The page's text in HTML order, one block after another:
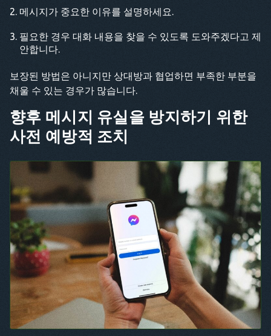
메시지가 중요한 이유를 설명하세요.
필요한 경우 대화 내용을 찾을 수 있도록 도와주겠다고 제
안합니다.
보장된 방법은 아니지만 상대방과 협업하면 부족한 부분을
채울 수 있는 경우가 많습니다.
향후 메시지 유실을 방지하기 위한
사전 예방적 조치